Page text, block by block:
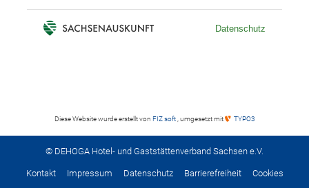
Diese Website wurde erstellt von FIZ soft , umgesetzt mit TYPO3
© DEHOGA Hotel- und Gaststättenverband Sachsen e.V.
Kontakt Impressum Datenschutz Barrierefreiheit Cookies